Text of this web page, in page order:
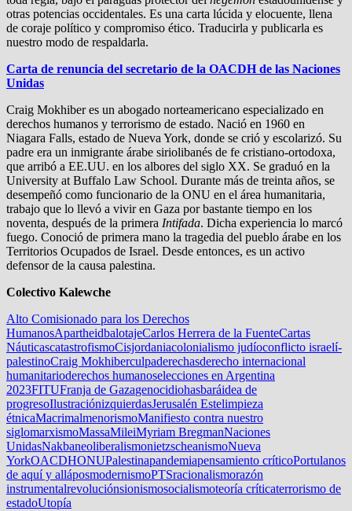
otras potencias occidentales. Es una carta lúcida y elocuente, llena
de coraje político y compromiso ético. Traducirla y publicarla es
nuestro modo de respaldarla.
Carta de renuncia del secretario de la OACDH de las Naciones
Unidas
Craig Mokhiber es un abogado norteamericano especializado en
derechos humanos y terrorismo de estado. Nació en 1960 en
Niagara Falls, estado de Nueva York, donde se crió y escolarizó. Su
padre era un inmigrante árabe siriolibanés de fe cristiano-ortodoxa,
que arribó a EE.UU. en los albores del siglo XX. Se graduó en la
University at Buffalo Law School. Durante más de treinta años, se
desempeñó como funcionario de la ONU en el área humanitaria,
trabajo que lo llevó a vivir en Gaza por bastante tiempo en los
noventa, después de la primera Intifada. Dicha experiencia lo marcó
fuego. Conoció de primera mano la tragedia del pueblo árabe en los
Territorios Ocupados de Israel. Desde entonces, es un activo
defensor de la causa palestina.
Colectivo Kalewche
Alto Comisionado para los Derechos
HumanosApartheidbalotajeCarlos Herrera de la FuenteCartas
NáuticascatastrofismoCisjordaniacolonialismo judíoconflicto israelí-
palestinoCraig Mokhiberculpaderechasderecho internacional
humanitarioderechos humanoselecciones en Argentina
2023FITUFranja de Gazagenocidiohasbaráidea de
progresoIlustraciónizquierdasJerusalén Estelimpieza
étnicaMacrimalmenorismoManifiesto contra nuestro
siglomarxismoMassaMileiMyriam BregmanNaciones
UnidasNakbaneoliberalismonietzscheanismoNueva
YorkOACDHONUPalestinapandemiapensamiento críticoPortulanos
de aquí y alláposmodernismoPTSracionalismorazón
instrumentalrevoluciónsionismosocialismoteoría críticaterrorismo de
estadoUtopía